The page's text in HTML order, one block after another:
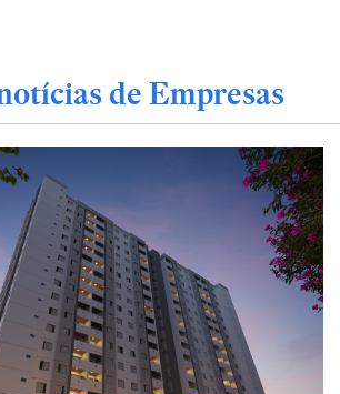
de Empresas